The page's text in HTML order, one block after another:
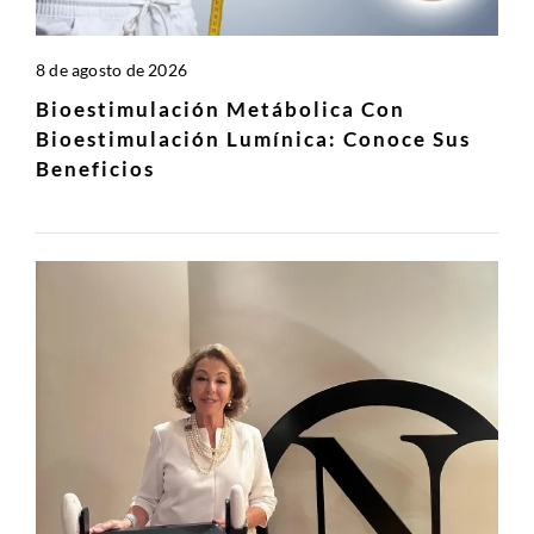
8 de agosto de 2026
Bioestimulación Metábolica Con
Bioestimulación Lumínica: Conoce Sus
Beneficios